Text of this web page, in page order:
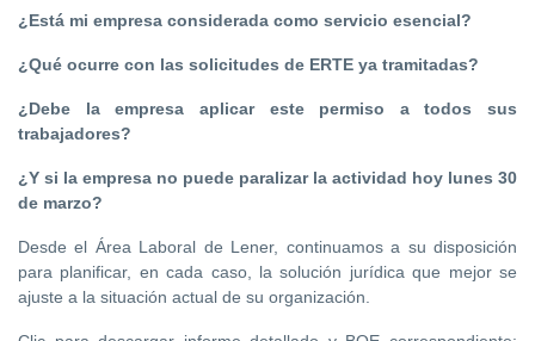
¿Está mi empresa considerada como servicio esencial?
¿Qué ocurre con las solicitudes de ERTE ya tramitadas?
¿Debe la empresa aplicar este permiso a todos sus
trabajadores?
¿Y si la empresa no puede paralizar la actividad hoy lunes 30
de marzo?
Desde el Área Laboral de Lener, continuamos a su disposición
para planificar, en cada caso, la solución jurídica que mejor se
ajuste a la situación actual de su organización.